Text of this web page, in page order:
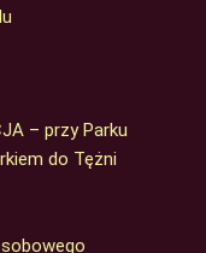
– przy Parku
do Tężni